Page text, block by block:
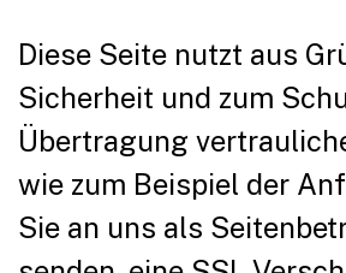
Diese Seite nutzt aus
Sicherheit und zum
Übertragung
wie zum Beispiel der
Sie an uns als